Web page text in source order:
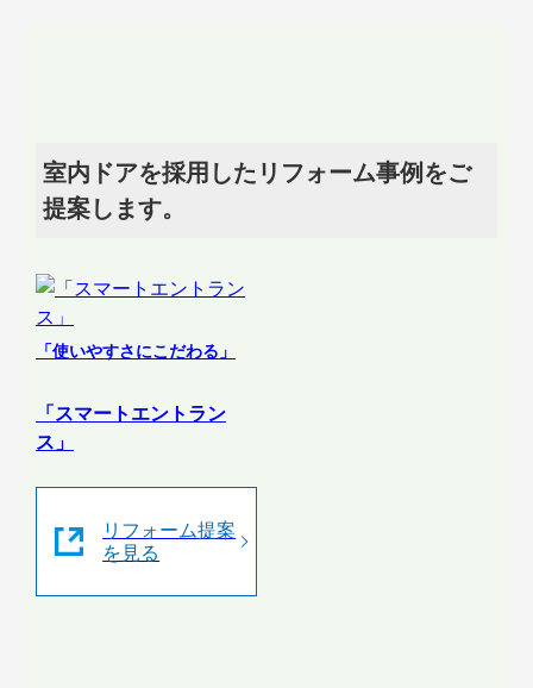
室内ドアを採用したリフォーム事例をご
提案します。
「使いやすさにこだわる」
「スマートエントラン
ス」
リフォーム提案
を見る